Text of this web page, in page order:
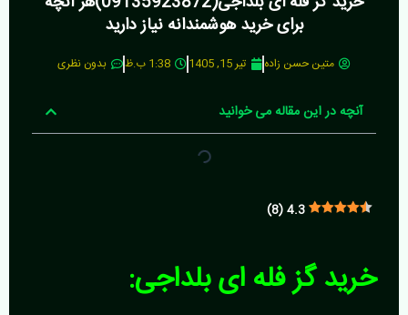
برای خرید هوشمندانه نیاز دارید
متین حسن زاده تیر 15, 1405 1:38 ب.ظ بدون نظری
آنچه در این مقاله می خوانید
4.3
(
8
)
خرید گز فله ای بلداجی: